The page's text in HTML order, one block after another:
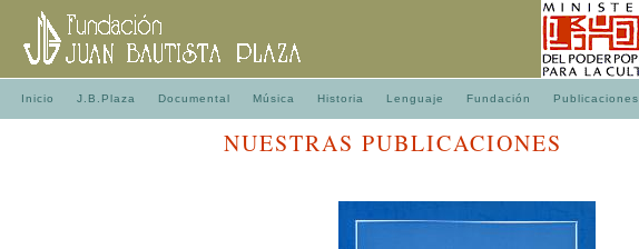
Inicio J.B.Plaza Documental Música Historia Lenguaje Fundación Publicaciones
NUESTRAS PUBLICACIONES